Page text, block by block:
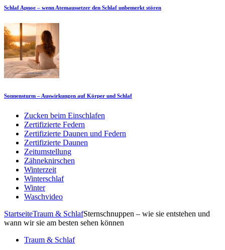
Schlaf Apnoe – wenn Atemaussetzer den Schlaf unbemerkt stören
Sonnensturm – Auswirkungen auf Körper und Schlaf
Zucken beim Einschlafen
Zertifizierte Federn
Zertifizierte Daunen und Federn
Zertifizierte Daunen
Zeitumstellung
Zähneknirschen
Winterzeit
Winterschlaf
Winter
Waschvideo
StartseiteTraum & SchlafSternschnuppen – wie sie entstehen und
wann wir sie am besten sehen können
Traum & Schlaf